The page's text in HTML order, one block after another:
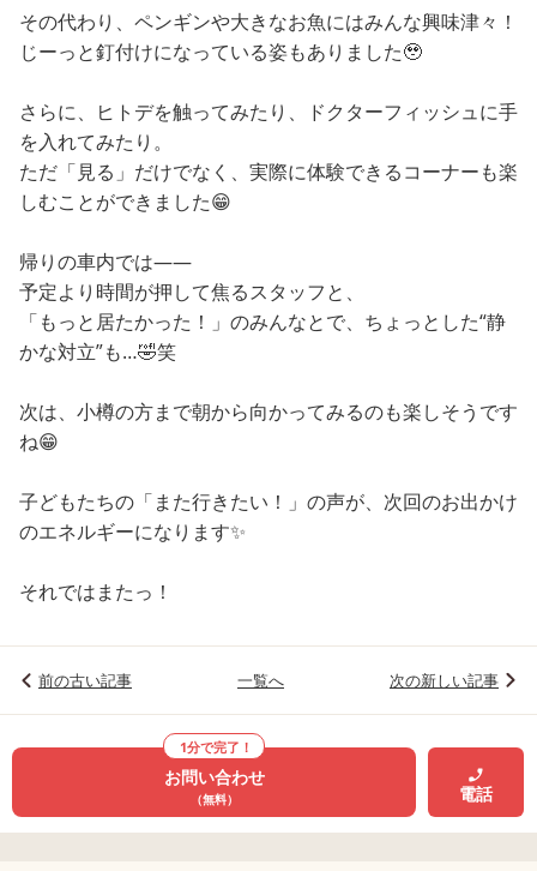
その代わり、ペンギンや大きなお魚にはみんな興味津々！
じーっと釘付けになっている姿もありました🥹
さらに、ヒトデを触ってみたり、ドクターフィッシュに手
を入れてみたり。
ただ「見る」だけでなく、実際に体験できるコーナーも楽
しむことができました😁
帰りの車内では――
予定より時間が押して焦るスタッフと、
「もっと居たかった！」のみんなとで、ちょっとした“静
かな対立”も…🤣笑
次は、小樽の方まで朝から向かってみるのも楽しそうです
ね😁
子どもたちの「また行きたい！」の声が、次回のお出かけ
のエネルギーになります✨
それではまたっ！
前の古い記事 一覧へ 次の新しい記事
1分で完了！
お問い合わせ
（無料） 電話